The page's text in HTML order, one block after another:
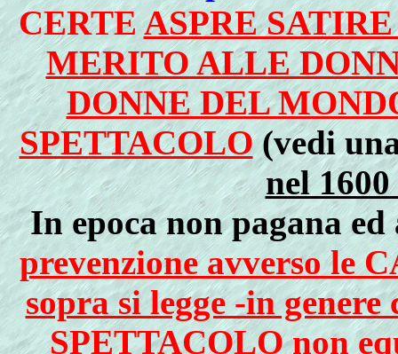
CERTEASPRE
MERITO ALLE
DONNE DEL
SPETTACOLO (vedi
nel
In epoca non pagana
prevenzione avverso le
sopra si legge -in
SPETTACOLO non